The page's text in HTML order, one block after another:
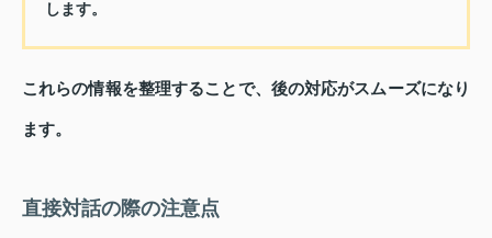
します。
これらの情報を整理することで、後の対応がスムーズになり
ます。
直接対話の際の注意点